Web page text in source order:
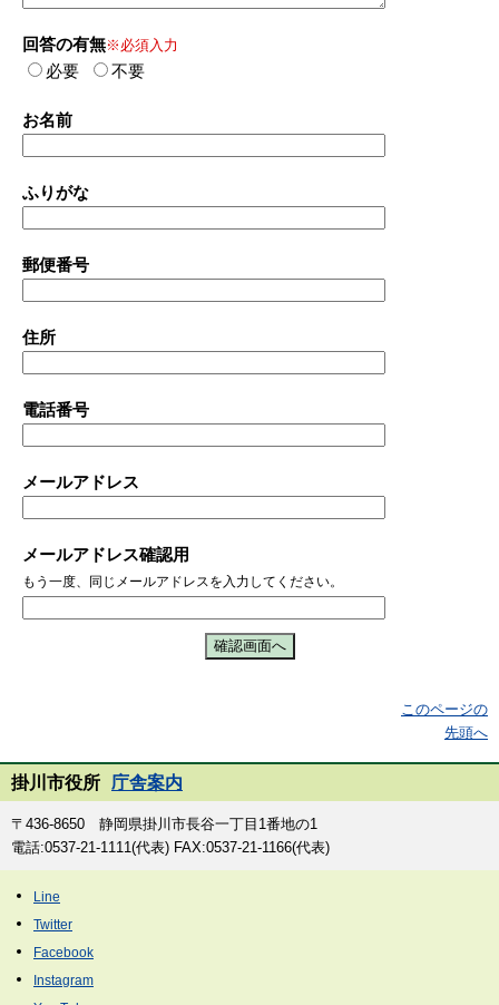
回答の有無※必須入力
必要 不要
お名前
ふりがな
郵便番号
住所
電話番号
メールアドレス
メールアドレス確認用
もう一度、同じメールアドレスを入力してください。
このページの
先頭へ
掛川市役所 庁舎案内
〒436-8650 静岡県掛川市長谷一丁目1番地の1
電話:0537-21-1111(代表) FAX:0537-21-1166(代表)